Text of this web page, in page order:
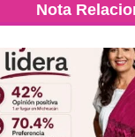
Nota